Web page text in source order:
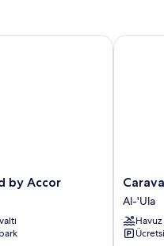
by Accor
Accor
Caravan
by
Habitas
Al-
'Ula
Al-'Ula
Havuz